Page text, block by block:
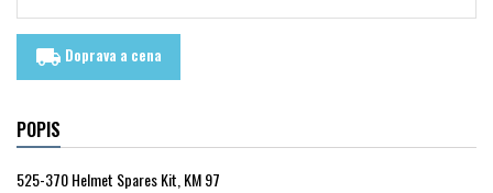
local_shipping Doprava a cena
POPIS
525-370 Helmet Spares Kit, KM 97